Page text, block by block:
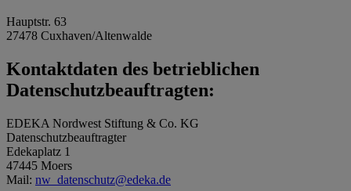
Hauptstr. 63
27478 Cuxhaven/Altenwalde
Kontaktdaten des betrieblichen
Datenschutzbeauftragten:
EDEKA Nordwest Stiftung & Co. KG
Datenschutzbeauftragter
Edekaplatz 1
47445 Moers
Mail: nw_datenschutz@edeka.de